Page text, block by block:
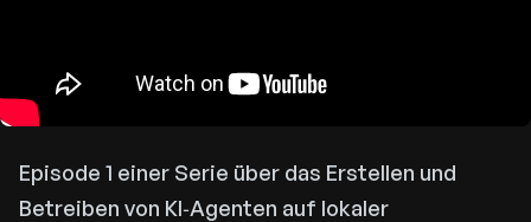
Episode 1 einer Serie über das Erstellen und
Betreiben von KI‑Agenten auf lokaler